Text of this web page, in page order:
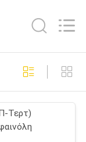
κατασκευή
Τερτ)